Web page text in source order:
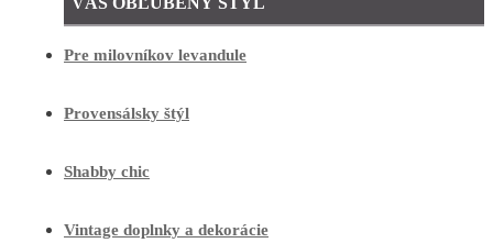
Pre milovníkov levandule
Provensálsky štýl
Shabby chic
Vintage doplnky a dekorácie